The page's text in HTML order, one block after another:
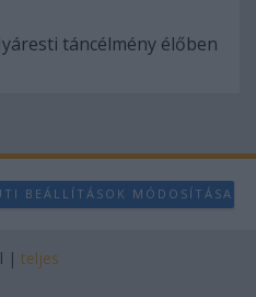
táncélmény élőben
BEÁLLÍTÁSOK MÓDOSÍTÁSA
| teljes